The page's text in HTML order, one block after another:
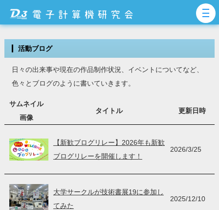
活動ブログ
日々の出来事や現在の作品制作状況、イベントについてなど、
色々とブログのように書いていきます。
サムネイル
画像
タイトル 更新日時
【新歓ブログリレー】2026年も新歓
ブログリレーを開催します！
2026/3/25
大学サークルが技術書展19に参加し
てみた
2025/12/10